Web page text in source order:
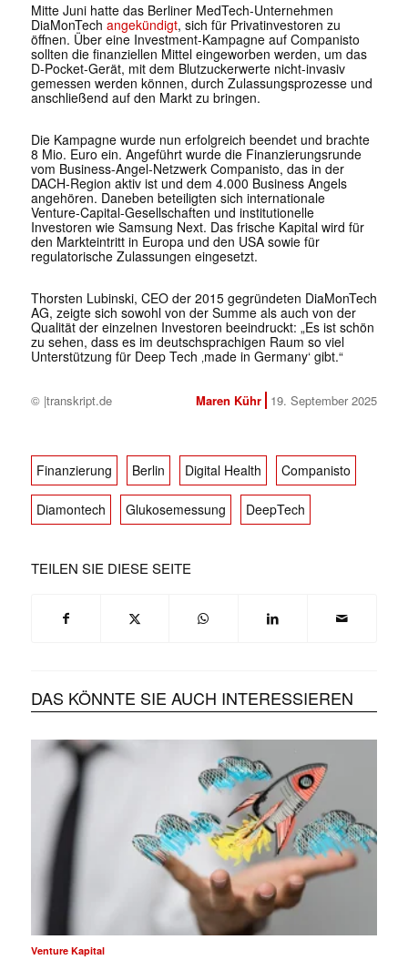
Mitte Juni hatte das Berliner MedTech-Unternehmen
DiaMonTech angekündigt, sich für Privatinvestoren zu
öffnen. Über eine Investment-Kampagne auf Companisto
sollten die finanziellen Mittel eingeworben werden, um das
D-Pocket-Gerät, mit dem Blutzuckerwerte nicht-invasiv
gemessen werden können, durch Zulassungsprozesse und
anschließend auf den Markt zu bringen.
Die Kampagne wurde nun erfolgreich beendet und brachte
8 Mio. Euro ein. Angeführt wurde die Finanzierungsrunde
vom Business-Angel-Netzwerk Companisto, das in der
DACH-Region aktiv ist und dem 4.000 Business Angels
angehören. Daneben beteiligten sich internationale
Venture-Capital-Gesellschaften und institutionelle
Investoren wie Samsung Next. Das frische Kapital wird für
den Markteintritt in Europa und den USA sowie für
regulatorische Zulassungen eingesetzt.
Thorsten Lubinski, CEO der 2015 gegründeten DiaMonTech
AG, zeigte sich sowohl von der Summe als auch von der
Qualität der einzelnen Investoren beeindruckt: „Es ist schön
zu sehen, dass es im deutschsprachigen Raum so viel
Unterstützung für Deep Tech ‚made in Germany‘ gibt.“
© |transkript.de Maren Kühr 19. September 2025
Finanzierung Berlin Digital Health Companisto
Diamontech Glukosemessung DeepTech
TEILEN SIE DIESE SEITE
DAS KÖNNTE SIE AUCH INTERESSIEREN
Venture Kapital